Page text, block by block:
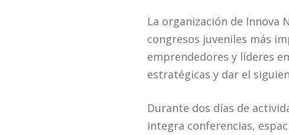
La organización de Innova
congresos juveniles más
emprendedores y líderes
estratégicas y dar el
Durante dos días de
integra conferencias,